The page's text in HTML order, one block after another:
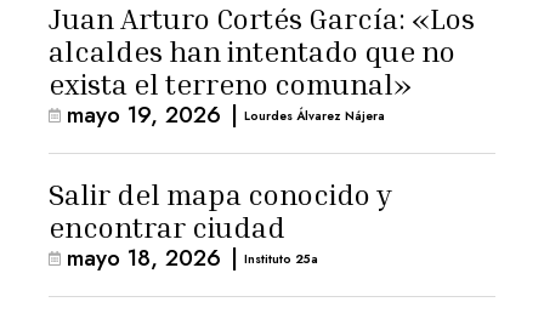
Juan Arturo Cortés García: «Los
alcaldes han intentado que no
exista el terreno comunal»
mayo 19, 2026 | Lourdes Álvarez Nájera
Salir del mapa conocido y
encontrar ciudad
mayo 18, 2026 | Instituto 25a